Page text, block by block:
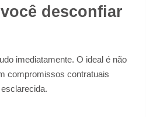
desconfiar
imediatamente. O ideal é não
compromissos contratuais